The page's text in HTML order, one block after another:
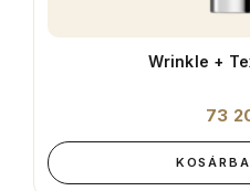
Wrinkle +
73